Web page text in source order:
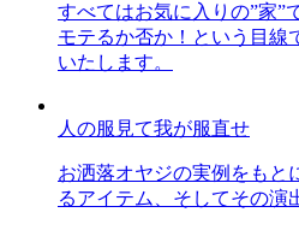
すべてはお気に入りの”家”
モテるか否か！という目線
いたします。
人の服見て我が服直せ
お洒落オヤジの実例をもと
るアイテム、そしてその演